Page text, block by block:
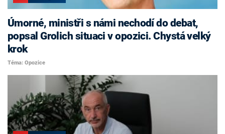
Úmorné, ministři s námi nechodí do debat,
popsal Grolich situaci v opozici. Chystá velký
krok
Téma: Opozice